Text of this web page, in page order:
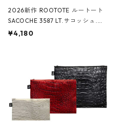
2026新作 ROOTOTE ルートート
SACOCHE 3587 LT.サコッシュ.ル
ミエ-B ショルダーバッグ グロスピ
¥4,180